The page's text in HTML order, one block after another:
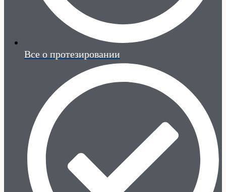
Все о протезировании